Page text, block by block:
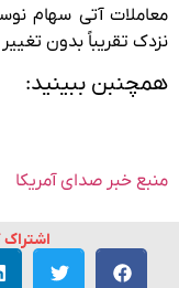
نزدک تقریباً بدون تغییر
همچنبن ببینید:
منبع خبر صدای آمریکا